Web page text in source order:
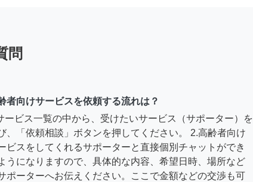
問
者向けサービスを依頼する流れは？
ービス一覧の中から、受けたいサービス（サポーター）を
、「依頼相談」ボタンを押してください。 2.高齢者向け
ビスをしてくれるサポーターと直接個別チャットができ
うになりますので、具体的な内容、希望日時、場所など
ポーターへお伝えください。ここで金額などの交渉も可